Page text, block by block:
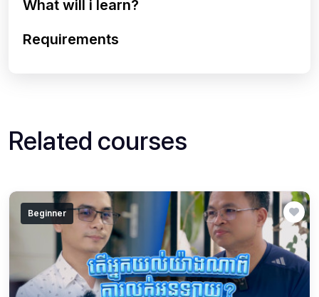
What will i learn?
Requirements
Related courses
Beginner